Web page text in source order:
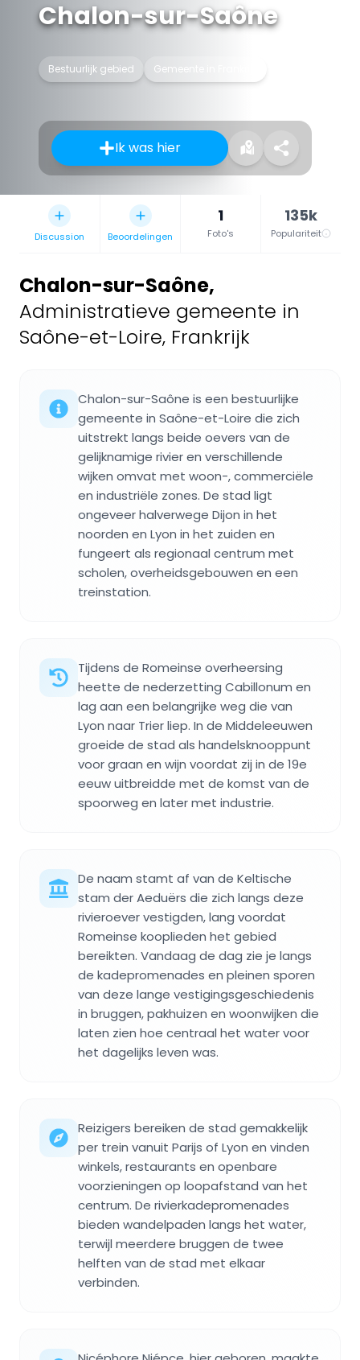
Chalon-sur-Saône
Bestuurlijk gebied Gemeente in Frankrijk
Ik was hier
Discussion Beoordelingen
1
Foto's
135k
Populariteit
Chalon-sur-Saône,
Administratieve gemeente in
Saône-et-Loire, Frankrijk
Chalon-sur-Saône is een bestuurlijke
gemeente in Saône-et-Loire die zich
uitstrekt langs beide oevers van de
gelijknamige rivier en verschillende
wijken omvat met woon-, commerciële
en industriële zones. De stad ligt
ongeveer halverwege Dijon in het
noorden en Lyon in het zuiden en
fungeert als regionaal centrum met
scholen, overheidsgebouwen en een
treinstation.
Tijdens de Romeinse overheersing
heette de nederzetting Cabillonum en
lag aan een belangrijke weg die van
Lyon naar Trier liep. In de Middeleeuwen
groeide de stad als handelsknooppunt
voor graan en wijn voordat zij in de 19e
eeuw uitbreidde met de komst van de
spoorweg en later met industrie.
De naam stamt af van de Keltische
stam der Aeduërs die zich langs deze
rivieroever vestigden, lang voordat
Romeinse kooplieden het gebied
bereikten. Vandaag de dag zie je langs
de kadepromenades en pleinen sporen
van deze lange vestigingsgeschiedenis
in bruggen, pakhuizen en woonwijken die
laten zien hoe centraal het water voor
het dagelijks leven was.
Reizigers bereiken de stad gemakkelijk
per trein vanuit Parijs of Lyon en vinden
winkels, restaurants en openbare
voorzieningen op loopafstand van het
centrum. De rivierkadepromenades
bieden wandelpaden langs het water,
terwijl meerdere bruggen de twee
helften van de stad met elkaar
verbinden.